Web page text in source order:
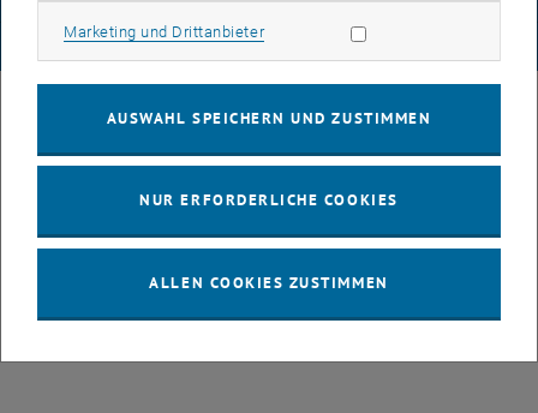
© TU Wien
Marketing und DrittanbieterMarketing Cookies zulassen
AUSWAHL SPEICHERN UND ZUSTIMMEN
NUR ERFORDERLICHE COOKIES
ALLEN COOKIES ZUSTIMMEN